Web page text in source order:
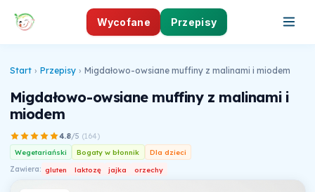
Wycofane Przepisy
Start › Przepisy › Migdałowo-owsiane muffiny z malinami i miodem
Migdałowo-owsiane muffiny z malinami i
miodem
4.8/5 (164)
Wegetariański Bogaty w błonnik Dla dzieci
Zawiera: gluten laktozę jajka orzechy